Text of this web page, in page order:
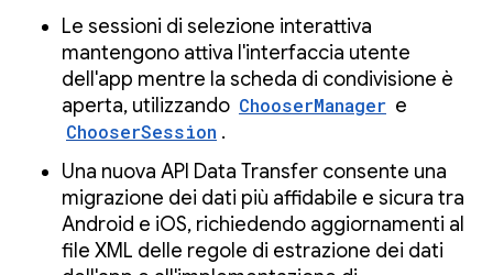
Le sessioni di selezione interattiva
mantengono attiva l'interfaccia utente
dell'app mentre la scheda di condivisione è
aperta, utilizzando ChooserManager e
ChooserSession .
Una nuova API Data Transfer consente una
migrazione dei dati più affidabile e sicura tra
Android e iOS, richiedendo aggiornamenti al
file XML delle regole di estrazione dei dati